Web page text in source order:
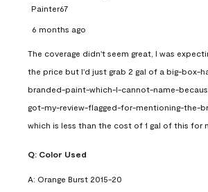
Painter67
6 months ago
The coverage didn't seem great, I was
the price but I'd just grab 2 gal of a big-box-
branded-paint-which-I-cannot-name-
got-my-review-flagged-for-mentioning-the-
which is less than the cost of 1 gal of this for
Q: Color Used
A: Orange Burst 2015-20